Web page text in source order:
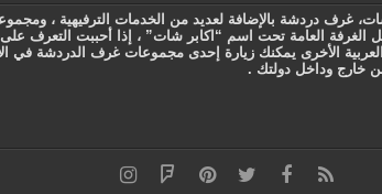
غرف دردشة بالإضافة لعديد من الخدمات الترفيهية ،
الغرفة العامة تحت اسم “اكابر شات” ، إذا أحببت التعرف على
الأخرى يمكنك زيارة إحدى مجموعات غرف الدردشة في
خارج وداخل دولتك .